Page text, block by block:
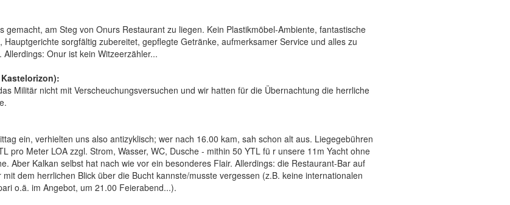
gemacht, am Steg von Onurs Restaurant zu liegen. Kein Plastikmöbel-Ambiente, fantastische
Hauptgerichte sorgfältig zubereitet, gepflegte Getränke, aufmerksamer Service und alles zu
Allerdings: Onur ist kein Witzeerzähler...
Militär nicht mit Verscheuchungsversuchen und wir hatten für die Übernachtung die herrliche
ein, verhielten uns also antizyklisch; wer nach 16.00 kam, sah schon alt aus. Liegegebühren
pro Meter LOA zzgl. Strom, Wasser, WC, Dusche - mithin 50 YTL fü r unsere 11m Yacht ohne
Aber Kalkan selbst hat nach wie vor ein besonderes Flair. Allerdings: die Restaurant-Bar auf
dem herrlichen Blick über die Bucht kannste/musste vergessen (z.B. keine internationalen
o.ä. im Angebot, um 21.00 Feierabend...).